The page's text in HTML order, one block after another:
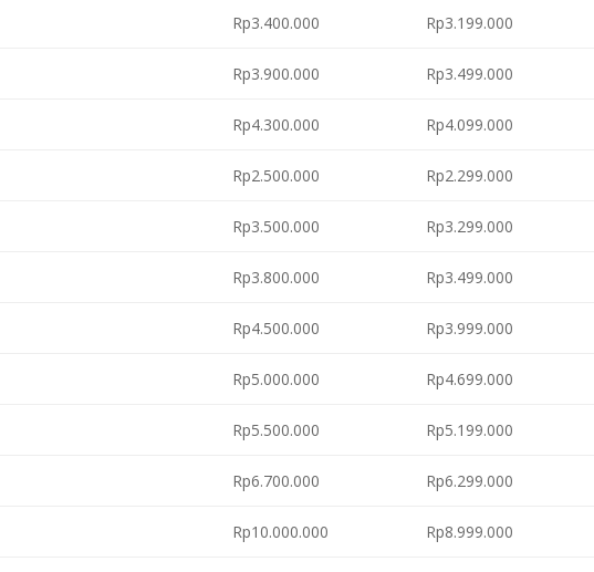
Rp3.400.000 Rp3.199.000
Rp3.900.000 Rp3.499.000
Rp4.300.000 Rp4.099.000
Rp2.500.000 Rp2.299.000
Rp3.500.000 Rp3.299.000
Rp3.800.000 Rp3.499.000
Rp4.500.000 Rp3.999.000
Rp5.000.000 Rp4.699.000
Rp5.500.000 Rp5.199.000
Rp6.700.000 Rp6.299.000
Rp10.000.000 Rp8.999.000